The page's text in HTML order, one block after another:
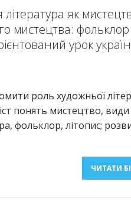
як
мистецтва: фольклор
урок
роль художньої
понять мистецтво, види
фольклор, літопис;
ЧИТАТИ
ЧИТАТИ